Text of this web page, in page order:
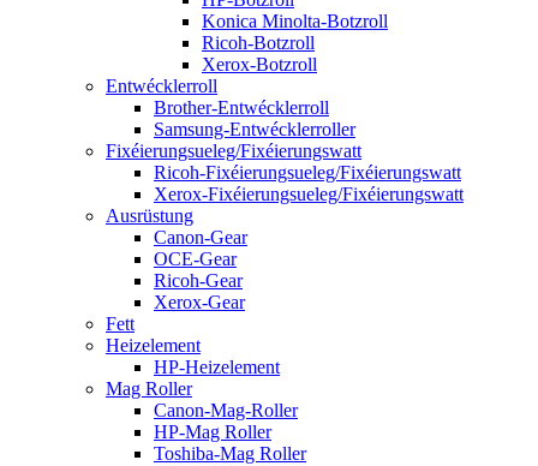
Konica Minolta-Botzroll
Ricoh-Botzroll
Xerox-Botzroll
Entwécklerroll
Brother-Entwécklerroll
Samsung-Entwécklerroller
Fixéierungsueleg/Fixéierungswatt
Ricoh-Fixéierungsueleg/Fixéierungswatt
Xerox-Fixéierungsueleg/Fixéierungswatt
Ausrüstung
Canon-Gear
OCE-Gear
Ricoh-Gear
Xerox-Gear
Fett
Heizelement
HP-Heizelement
Mag Roller
Canon-Mag-Roller
HP-Mag Roller
Toshiba-Mag Roller